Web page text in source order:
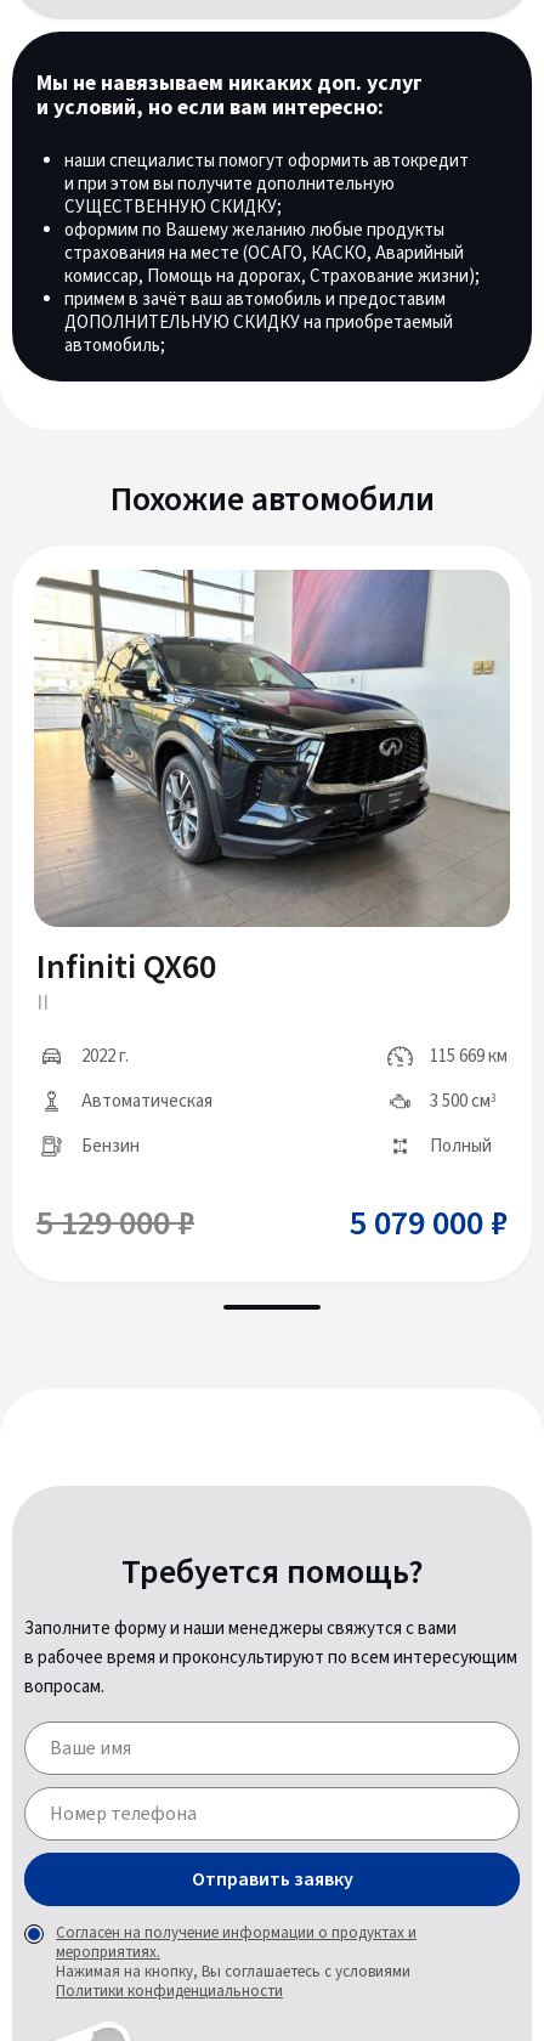
Мы не навязываем никаких доп. услуг
и условий, но если вам интересно:
наши специалисты помогут оформить автокредит
и при этом вы получите дополнительную
СУЩЕСТВЕННУЮ СКИДКУ;
оформим по Вашему желанию любые продукты
страхования на месте (ОСАГО, КАСКО, Аварийный
комиссар, Помощь на дорогах, Страхование жизни);
примем в зачёт ваш автомобиль и предоставим
ДОПОЛНИТЕЛЬНУЮ СКИДКУ на приобретаемый
автомобиль;
Похожие автомобили
Infiniti QX60
II
2022 г.
115 669 км
Автоматическая
3 500 см3
Бензин Полный
5 129 000 ₽ 5 079 000 ₽
Требуется помощь?
Заполните форму и наши менеджеры свяжутся с вами
в рабочее время и проконсультируют по всем интересующим
вопросам.
Отправить заявку
Согласен на получение информации о продуктах и
мероприятиях.
Нажимая на кнопку, Вы соглашаетесь с условиями
Политики конфиденциальности